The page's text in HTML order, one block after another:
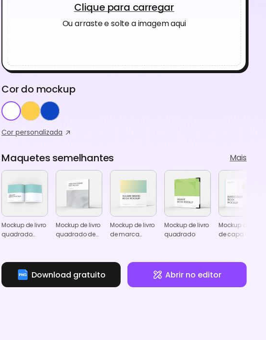
Clique para carregar
Ou arraste e solte a imagem aqui
Cor do mockup
Cor personalizada
Maquetes semelhantes Mais
Mockup de livro
quadrado
Mockup de livro
quadrado de
Mockup de livro
de marca
Mockup de livro
quadrado
Mockup de livro
de capa dura
Download gratuito Abrir no editor